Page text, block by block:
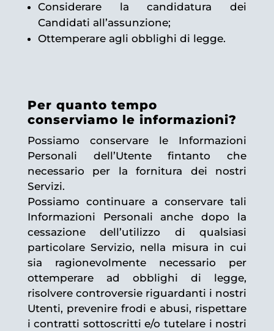
Considerare la candidatura dei
Candidati all’assunzione;
Ottemperare agli obblighi di legge.
Per quanto tempo
conserviamo le informazioni?
Possiamo conservare le Informazioni
Personali dell’Utente fintanto che
necessario per la fornitura dei nostri
Servizi.
Possiamo continuare a conservare tali
Informazioni Personali anche dopo la
cessazione dell’utilizzo di qualsiasi
particolare Servizio, nella misura in cui
sia ragionevolmente necessario per
ottemperare ad obblighi di legge,
risolvere controversie riguardanti i nostri
Utenti, prevenire frodi e abusi, rispettare
i contratti sottoscritti e/o tutelare i nostri